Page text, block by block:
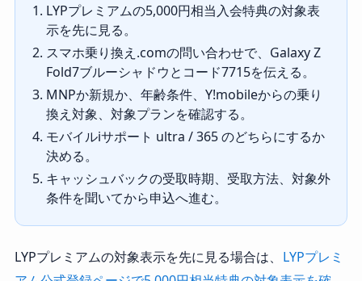
LYPプレミアムの5,000円相当入会特典の対象表
示を先に見る。
スマホ乗り換え.comの問い合わせで、Galaxy Z
Fold7ブルーシャドウとコード7715を伝える。
MNPか新規か、年齢条件、Y!mobileからの乗り
換え対象、対象プランを確認する。
モバイルiサポート ultra / 365 のどちらにするか
決める。
キャッシュバックの受取時期、受取方法、対象外
条件を聞いてから申込へ進む。
LYPプレミアムの対象表示を先に見る場合は、 LYPプレミ